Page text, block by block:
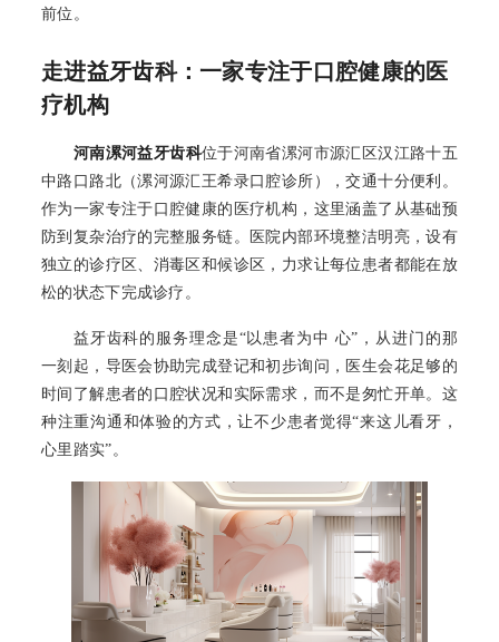
前位。
走进益牙齿科：一家专注于口腔健康的医
疗机构
河南漯河益牙齿科位于河南省漯河市源汇区汉江路十五
中路口路北（漯河源汇王希录口腔诊所），交通十分便利。
作为一家专注于口腔健康的医疗机构，这里涵盖了从基础预
防到复杂治疗的完整服务链。医院内部环境整洁明亮，设有
独立的诊疗区、消毒区和候诊区，力求让每位患者都能在放
松的状态下完成诊疗。
益牙齿科的服务理念是“以患者为中 心”，从进门的那
一刻起，导医会协助完成登记和初步询问，医生会花足够的
时间了解患者的口腔状况和实际需求，而不是匆忙开单。这
种注重沟通和体验的方式，让不少患者觉得“来这儿看牙，
心里踏实”。